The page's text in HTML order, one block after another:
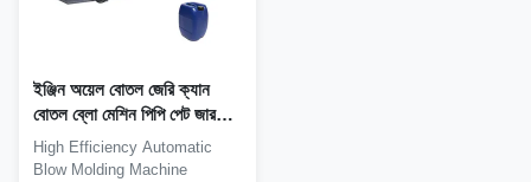
ইঞ্জিন অয়েল বোতল জেরি ক্যান
বোতল ব্লো মেশিন পিপি পেট জার
ব্লো মোল্ডিং মেশিন
High Efficiency Automatic
Blow Molding Machine